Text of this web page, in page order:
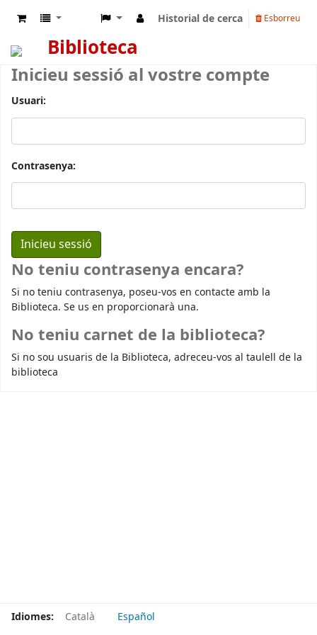
Historial de cerca Esborreu
Biblioteca
Inicieu sessió al vostre compte
Usuari:
Contrasenya:
No teniu contrasenya encara?
Si no teniu contrasenya, poseu-vos en contacte amb la
Biblioteca. Se us en proporcionarà una.
No teniu carnet de la biblioteca?
Si no sou usuaris de la Biblioteca, adreceu-vos al taulell de la
biblioteca
Idiomes: Català Español